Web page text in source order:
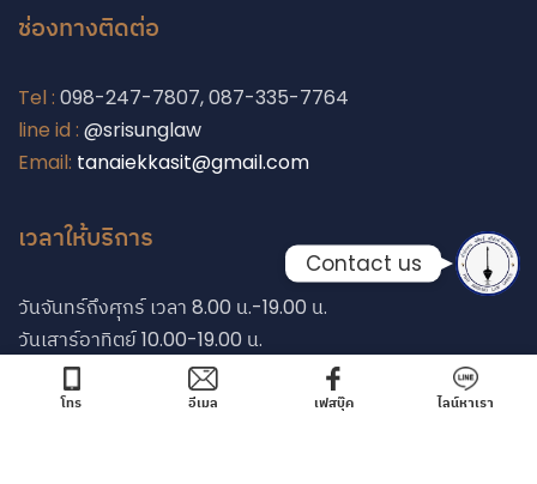
ช่องทางติดต่อ
Tel : 098-247-7807, 087-335-7764
line id : @srisunglaw
Email: tanaiekkasit@gmail.com
เวลาให้บริการ
วันจันทร์ถึงศุกร์ เวลา 8.00 น.-19.00 น.
วันเสาร์อาทิตย์ 10.00-19.00 น.
โทร อีเมล เฟสบุ๊ค ไลน์หาเรา
Contact us